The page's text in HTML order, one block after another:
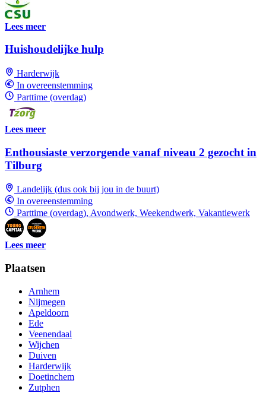
Lees meer
Huishoudelijke hulp
Harderwijk
In overeenstemming
Parttime (overdag)
Lees meer
Enthousiaste verzorgende vanaf niveau 2 gezocht in
Tilburg
Landelijk (dus ook bij jou in de buurt)
In overeenstemming
Parttime (overdag), Avondwerk, Weekendwerk, Vakantiewerk
Lees meer
Plaatsen
Arnhem
Nijmegen
Apeldoorn
Ede
Veenendaal
Wijchen
Duiven
Harderwijk
Doetinchem
Zutphen